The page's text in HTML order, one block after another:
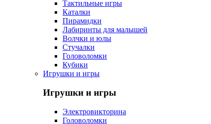
Тактильные игры
Каталки
Пирамидки
Лабиринты для малышей
Волчки и юлы
Стучалки
Головоломки
Кубики
Игрушки и игры
Игрушки и игры
Электровикторина
Головоломки